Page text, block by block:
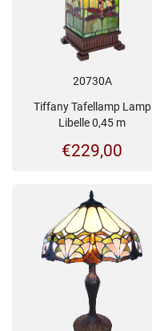
20730A
Tiffany Tafellamp Lamp
Libelle 0,45 m
€229,00